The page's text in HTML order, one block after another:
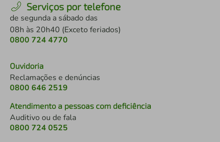
Serviços por telefone
de segunda a sábado das
08h às 20h40 (Exceto feriados)
0800 724 4770
Ouvidoria
Reclamações e denúncias
0800 646 2519
Atendimento a pessoas com deficiência
Auditivo ou de fala
0800 724 0525